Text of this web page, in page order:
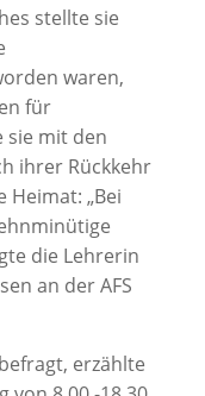
stellte sie
waren,
für
sie mit den
ihrer Rückkehr
„Bei
die Lehrerin
an der AFS
erzählte